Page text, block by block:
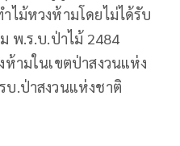
ไม้หวงห้ามโดยไม่ได้รับ
พ.ร.บ.ป่าไม้ 2484
ห้ามในเขตป่าสงวนแห่ง
.ป่าสงวนแห่งชาติ